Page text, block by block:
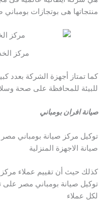
منتجاتها هى بوتجازات بومباني
مركز
كما تمتاز أجهزة الشركة بعدد
للبيئة للمحافظة على صحة
صيانة افران بومباني
توكيل مركز صيانة بومباني
صيانة الاجهزة المنزلية
كذلك حيث أن تقييم عملاء
توكيل صيانة بومباني مصر
لكل عملاء